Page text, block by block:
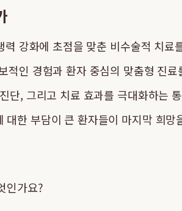
강화에 초점을 맞춘 비수술적 치료
적인 경험과 환자 중심의 맞춤형 진
단, 그리고 치료 효과를 극대화하는
한 부담이 큰 환자들이 마지막 희망
인가요?